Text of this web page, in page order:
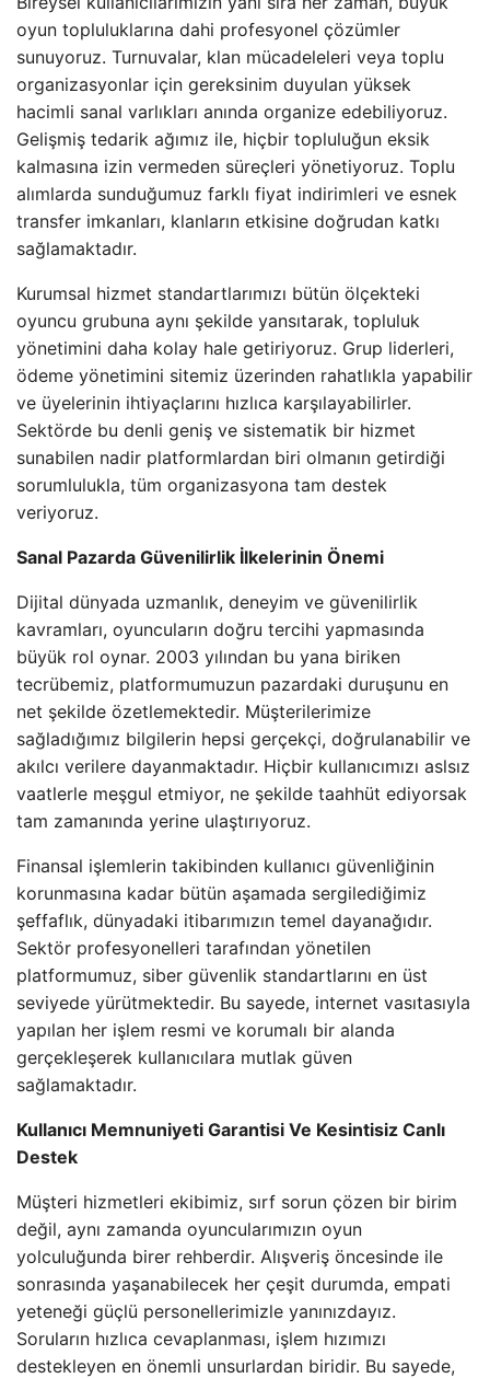
oyun topluluklarına dahi profesyonel çözümler
sunuyoruz. Turnuvalar, klan mücadeleleri veya toplu
organizasyonlar için gereksinim duyulan yüksek
hacimli sanal varlıkları anında organize edebiliyoruz.
Gelişmiş tedarik ağımız ile, hiçbir topluluğun eksik
kalmasına izin vermeden süreçleri yönetiyoruz. Toplu
alımlarda sunduğumuz farklı fiyat indirimleri ve esnek
transfer imkanları, klanların etkisine doğrudan katkı
sağlamaktadır.
Kurumsal hizmet standartlarımızı bütün ölçekteki
oyuncu grubuna aynı şekilde yansıtarak, topluluk
yönetimini daha kolay hale getiriyoruz. Grup liderleri,
ödeme yönetimini sitemiz üzerinden rahatlıkla yapabilir
ve üyelerinin ihtiyaçlarını hızlıca karşılayabilirler.
Sektörde bu denli geniş ve sistematik bir hizmet
sunabilen nadir platformlardan biri olmanın getirdiği
sorumlulukla, tüm organizasyona tam destek
veriyoruz.
Sanal Pazarda Güvenilirlik İlkelerinin Önemi
Dijital dünyada uzmanlık, deneyim ve güvenilirlik
kavramları, oyuncuların doğru tercihi yapmasında
büyük rol oynar. 2003 yılından bu yana biriken
tecrübemiz, platformumuzun pazardaki duruşunu en
net şekilde özetlemektedir. Müşterilerimize
sağladığımız bilgilerin hepsi gerçekçi, doğrulanabilir ve
akılcı verilere dayanmaktadır. Hiçbir kullanıcımızı aslsız
vaatlerle meşgul etmiyor, ne şekilde taahhüt ediyorsak
tam zamanında yerine ulaştırıyoruz.
Finansal işlemlerin takibinden kullanıcı güvenliğinin
korunmasına kadar bütün aşamada sergilediğimiz
şeffaflık, dünyadaki itibarımızın temel dayanağıdır.
Sektör profesyonelleri tarafından yönetilen
platformumuz, siber güvenlik standartlarını en üst
seviyede yürütmektedir. Bu sayede, internet vasıtasıyla
yapılan her işlem resmi ve korumalı bir alanda
gerçekleşerek kullanıcılara mutlak güven
sağlamaktadır.
Kullanıcı Memnuniyeti Garantisi Ve Kesintisiz Canlı
Destek
Müşteri hizmetleri ekibimiz, sırf sorun çözen bir birim
değil, aynı zamanda oyuncularımızın oyun
yolculuğunda birer rehberdir. Alışveriş öncesinde ile
sonrasında yaşanabilecek her çeşit durumda, empati
yeteneği güçlü personellerimizle yanınızdayız.
Soruların hızlıca cevaplanması, işlem hızımızı
destekleyen en önemli unsurlardan biridir. Bu sayede,